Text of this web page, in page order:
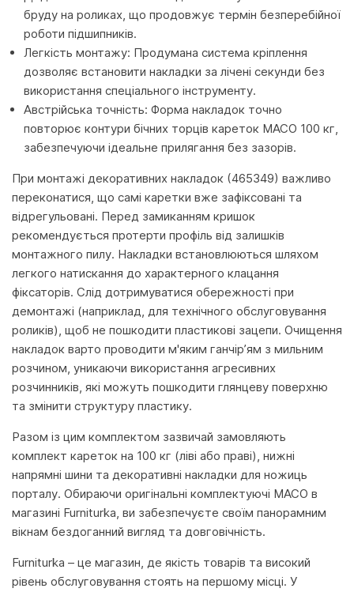
бруду на роликах, що продовжує термін безперебійної
роботи підшипників.
Легкість монтажу: Продумана система кріплення
дозволяє встановити накладки за лічені секунди без
використання спеціального інструменту.
Австрійська точність: Форма накладок точно
повторює контури бічних торців кареток MACO 100 кг,
забезпечуючи ідеальне прилягання без зазорів.
При монтажі декоративних накладок (465349) важливо
переконатися, що самі каретки вже зафіксовані та
відрегульовані. Перед замиканням кришок
рекомендується протерти профіль від залишків
монтажного пилу. Накладки встановлюються шляхом
легкого натискання до характерного клацання
фіксаторів. Слід дотримуватися обережності при
демонтажі (наприклад, для технічного обслуговування
роликів), щоб не пошкодити пластикові зацепи. Очищення
накладок варто проводити м'яким ганчір’ям з мильним
розчином, уникаючи використання агресивних
розчинників, які можуть пошкодити глянцеву поверхню
та змінити структуру пластику.
Разом із цим комплектом зазвичай замовляють
комплект кареток на 100 кг (ліві або праві), нижні
напрямні шини та декоративні накладки для ножиць
порталу. Обираючи оригінальні комплектуючі MACO в
магазині Furniturka, ви забезпечуєте своїм панорамним
вікнам бездоганний вигляд та довговічність.
Furniturka – це магазин, де якість товарів та високий
рівень обслуговування стоять на першому місці. У